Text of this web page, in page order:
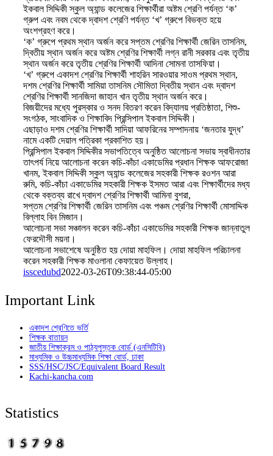
ইকবাল সিদ্দিকী স্কুল অ্যান্ড কলেজের শিক্ষার্থীরা অষ্টম শ্রেণি পর্যন্ত ‘ক’
গ্রুপ এবং নবম থেকে দ্বাদশ শ্রেণি পর্যন্ত ‘খ’ গ্রুপে বিভক্ত হয়ে
অংশগ্রহণ করে।
‘ক’ গ্রুপে প্রথম স্থান অর্জন করে সপ্তম শ্রেণির শিক্ষার্থী জেরিন তাসনিম,
দ্বিতীয় স্থান অর্জন করে অষ্টম শ্রেণির শিক্ষার্থী লগ্ন রানী সরকার এবং তৃতীয়
স্থান অর্জন করে তৃতীয় শ্রেণির শিক্ষার্থী আদিনা সোমনা তাসফিয়া।
‘খ’ গ্রুপে একাদশ শ্রেণির শিক্ষার্থী শাহরিন সারওয়ার সাওম প্রথম স্থান,
দশম শ্রেণির শিক্ষার্থী সামিয়া তাসনিম সৌমিতা দ্বিতীয় স্থান এবং দ্বাদশ
শ্রেণির শিক্ষার্থী সানজিদা জাহান খান তৃতীয় স্থান অর্জন করে।
বিজয়ীদের মধ্যে পুরস্কার ও সনদ বিতরণ করেন বিদ্যালয় প্রতিষ্ঠাতা, শিশু-
সংগঠক, সাংবাদিক ও শিক্ষাবিদ প্রিন্সিপাল ইকবাল সিদ্দিকী।
এছাড়াও দশম শ্রেণির শিক্ষার্থী সাদিয়া আফরিনের সম্পাদনায় ‘জনতার যুদ্ধ’
নামে একটি দেয়াল পত্রিকা প্রকাশিত হয়।
প্রিন্সিপাল ইকবাল সিদ্দিকীর সভাপতিত্বে অনুষ্ঠিত আলোচনা সভায় স্বাধীনতার
তাৎপর্য নিয়ে আলোচনা করেন কচি-কাঁচা একাডেমির প্রধান শিক্ষক আফরোজা
খানম, ইকবাল সিদ্দিকী স্কুল অ্যান্ড কলেজের সহকারী শিক্ষক রওশন আরা
রুমি, কচি-কাঁচা একাডেমির সহকারী শিক্ষক ইসমত আরা এবং শিক্ষার্থীদের মধ্য
থেকে বক্তব্য রাখে দ্বাদশ শ্রেণির শিক্ষার্থী আমিনা বুশরা,
সপ্তম শ্রেণির শিক্ষার্থী জেরিন তাসনিম এবং পঞ্চম শ্রেণির শিক্ষার্থী মোসাদ্দিক
বিল্লাহ বিন মিজান।
আলোচনা সভা সঞ্চালন করেন কচি-কাঁচা একাডেমির সহকারী শিক্ষক জান্নাতুল
ফেরদৌসী ময়না।
আলোচনা সভাশেষে অনুষ্ঠিত হয় দোয়া মাহফিল। দোয়া মাহফিল পরিচালনা
করেন সহকারী শিক্ষক মাওলানা কেফায়েত উল্লাহ।
isscedubd2022-03-26T09:38:44-05:00
Important Link
একাদশ শ্রেণিতে ভর্তি
শিক্ষক বাতায়ন
জাতীয় শিক্ষাক্রম ও পাঠ্যপুস্তক বোর্ড (এনসিটিবি)
মাধ্যমিক ও উচ্চমাধ্যমিক শিক্ষা বোর্ড, ঢাকা
SSS/HSC/JSC/Equivalent Board Result
Kachi-kancha.com
Statistics